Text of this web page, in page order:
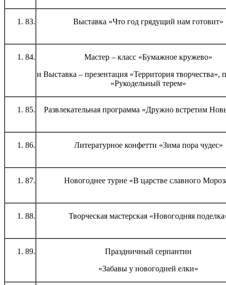
83. Выставка «Что год грядущий нам готовит»
84.
Мастер – класс «Бумажное кружево»
и Выставка – презентация «Территория творчества»,
«Рукодельный терем»
85. Развлекательная программа «Дружно встретим
86. Литературное конфетти «Зима пора чудес»
87. Новогоднее турне «В царстве славного
88. Творческая мастерская «Новогодняя
89.
Праздничный серпантин
«Забавы у новогодней елки»